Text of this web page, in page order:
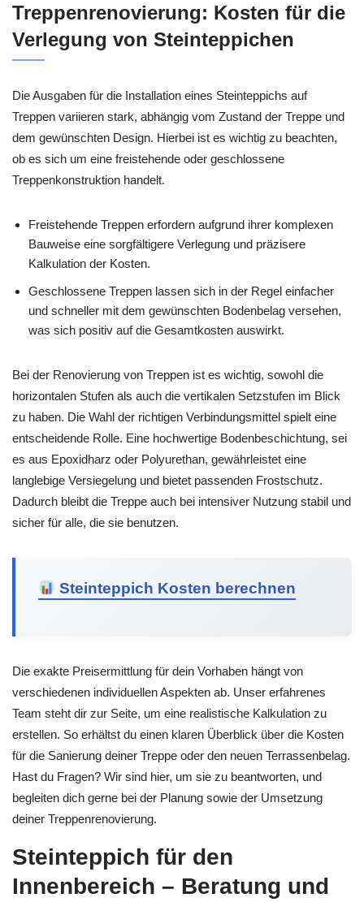
Treppenrenovierung: Kosten für die
Verlegung von Steinteppichen
Die Ausgaben für die Installation eines Steinteppichs auf
Treppen variieren stark, abhängig vom Zustand der Treppe und
dem gewünschten Design. Hierbei ist es wichtig zu beachten,
ob es sich um eine freistehende oder geschlossene
Treppenkonstruktion handelt.
Freistehende Treppen erfordern aufgrund ihrer komplexen
Bauweise eine sorgfältigere Verlegung und präzisere
Kalkulation der Kosten.
Geschlossene Treppen lassen sich in der Regel einfacher
und schneller mit dem gewünschten Bodenbelag versehen,
was sich positiv auf die Gesamtkosten auswirkt.
Bei der Renovierung von Treppen ist es wichtig, sowohl die
horizontalen Stufen als auch die vertikalen Setzstufen im Blick
zu haben. Die Wahl der richtigen Verbindungsmittel spielt eine
entscheidende Rolle. Eine hochwertige Bodenbeschichtung, sei
es aus Epoxidharz oder Polyurethan, gewährleistet eine
langlebige Versiegelung und bietet passenden Frostschutz.
Dadurch bleibt die Treppe auch bei intensiver Nutzung stabil und
sicher für alle, die sie benutzen.
Steinteppich Kosten berechnen
Die exakte Preisermittlung für dein Vorhaben hängt von
verschiedenen individuellen Aspekten ab. Unser erfahrenes
Team steht dir zur Seite, um eine realistische Kalkulation zu
erstellen. So erhältst du einen klaren Überblick über die Kosten
für die Sanierung deiner Treppe oder den neuen Terrassenbelag.
Hast du Fragen? Wir sind hier, um sie zu beantworten, und
begleiten dich gerne bei der Planung sowie der Umsetzung
deiner Treppenrenovierung.
Steinteppich für den
Innenbereich – Beratung und